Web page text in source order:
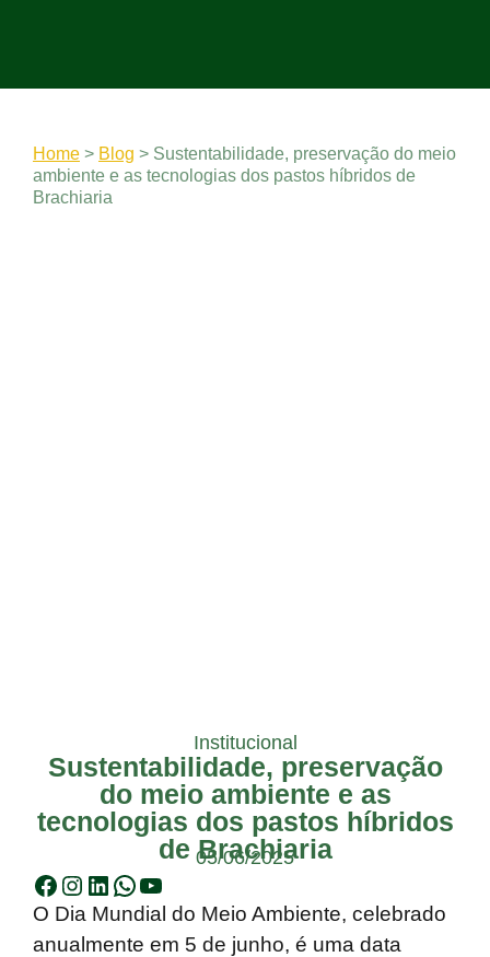
Home > Blog > Sustentabilidade, preservação do meio
ambiente e as tecnologias dos pastos híbridos de
Brachiaria
Institucional
Sustentabilidade, preservação
do meio ambiente e as
tecnologias dos pastos híbridos
de Brachiaria
05/06/2025
O Dia Mundial do Meio Ambiente, celebrado
anualmente em 5 de junho, é uma data